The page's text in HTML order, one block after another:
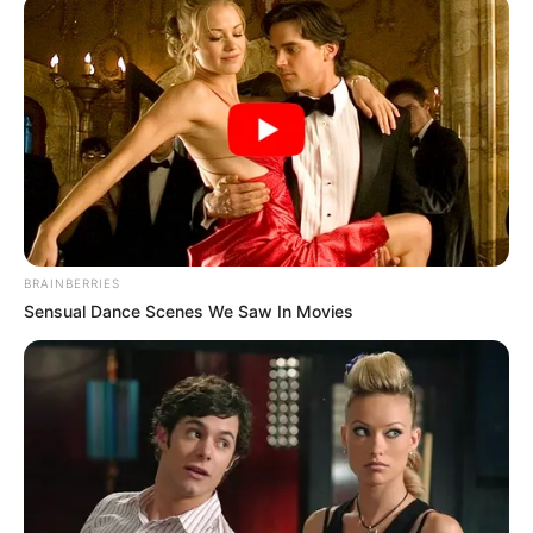
Zur Einkehr lädt das Café Dorfkrug ein. Außerdem gibt es
im Sommerhalbjahr mehrere Veranstaltungen und für die
kleinen Besucher vorab buchbare
museumspädagogische Angebote sowie
Spezialprogramme für Kindergeburtstage.
Öffnungszeiten und weitere Informationen über
das Freilichtmuseum Mühlenhof in Münster:
www.muehlenhof-muenster.org
Dieses Ausflugsziel auf der Landkarte
Auswahl von Veranstaltungen in Münster und
BRAINBERRIES
Sensual Dance Scenes We Saw In Movies